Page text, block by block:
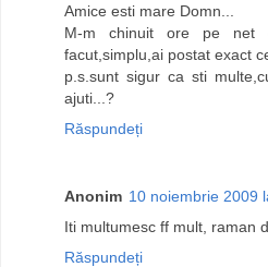
Amice esti mare Domn...
M-m chinuit ore pe
facut,simplu,ai postat exact
p.s.sunt sigur ca sti
ajuti...?
Răspundeți
Anonim 10 noiembrie 2009
Iti multumesc ff mult, raman
Răspundeți